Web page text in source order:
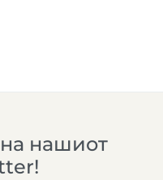
нашиот